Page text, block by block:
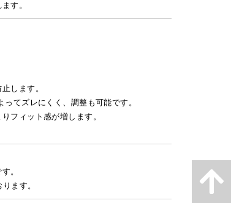
す。
します。
てズレにくく、調整も可能です。
フィット感が増します。
。
ます。